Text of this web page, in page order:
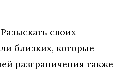
Разыскать своих
близких, которые
разграничения также